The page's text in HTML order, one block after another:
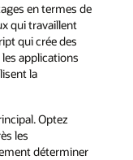
en termes de
qui travaillent
qui crée des
applications
la
Optez
les
déterminer